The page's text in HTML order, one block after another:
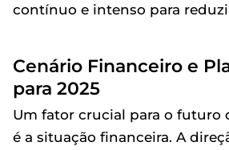
contínuo e intenso para
Cenário Financeiro e
para 2025
Um fator crucial para o futuro
é a situação financeira. A